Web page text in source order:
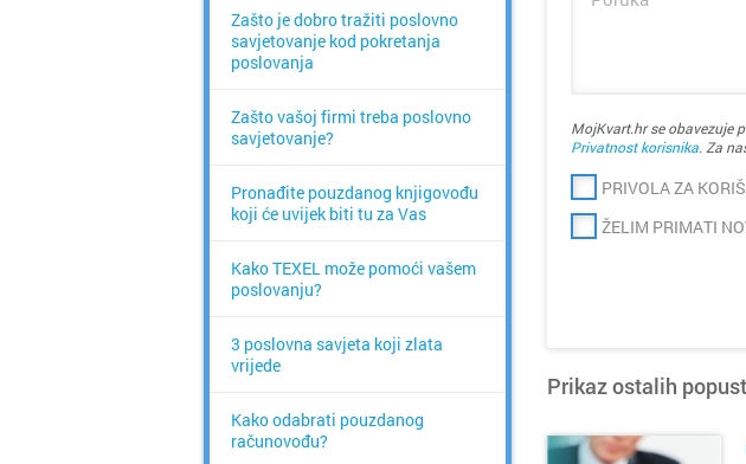
Zašto je dobro tražiti poslovno
savjetovanje kod pokretanja
poslovanja
Zašto vašoj firmi treba poslovno
savjetovanje?
Pronađite pouzdanog knjigovođu
koji će uvijek biti tu za Vas
Kako TEXEL može pomoći vašem
poslovanju?
3 poslovna savjeta koji zlata
vrijede
Kako odabrati pouzdanog
računovođu?
MojKvart.hr se obavezuje
Privatnost korisnika. Za
PRIVOLA ZA
ŽELIM PRIMATI
Prikaz ostalih